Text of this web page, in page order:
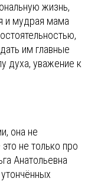
жизнь,
и мудрая мама
им главные
духа, уважение к
она не
не только про
Анатольевна